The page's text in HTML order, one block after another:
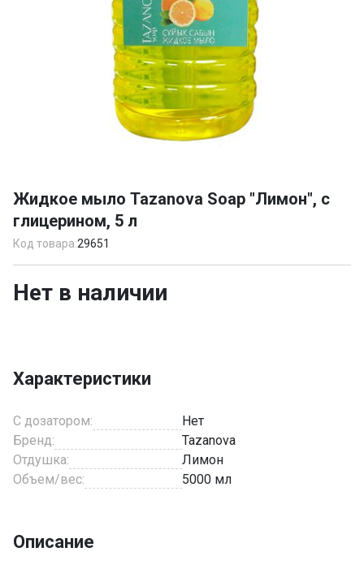
of
1
Жидкое мыло Tazanova Soap "Лимон", с
глицерином, 5 л
Код товара:29651
Нет в наличии
Характеристики
С дозатором:
Нет
Бренд:
Tazanova
Отдушка:
Лимон
Объем/вес:
5000 мл
Описание